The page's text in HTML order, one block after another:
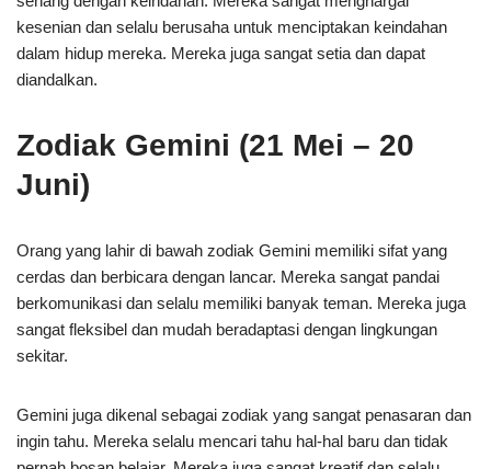
kesenian dan selalu berusaha untuk menciptakan keindahan
dalam hidup mereka. Mereka juga sangat setia dan dapat
diandalkan.
Zodiak Gemini (21 Mei – 20
Juni)
Orang yang lahir di bawah zodiak Gemini memiliki sifat yang
cerdas dan berbicara dengan lancar. Mereka sangat pandai
berkomunikasi dan selalu memiliki banyak teman. Mereka juga
sangat fleksibel dan mudah beradaptasi dengan lingkungan
sekitar.
Gemini juga dikenal sebagai zodiak yang sangat penasaran dan
ingin tahu. Mereka selalu mencari tahu hal-hal baru dan tidak